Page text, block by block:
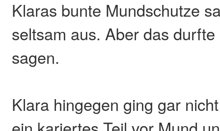
Klaras bunte Mundschutze
seltsam aus. Aber das
sagen.
Klara hingegen ging gar